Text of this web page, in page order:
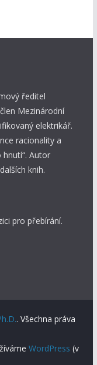
ředitel
Mezinárodní
elektrikář.
racionality a
Autor
knih.
pro přebírání.
. Všechna práva
WordPress (v